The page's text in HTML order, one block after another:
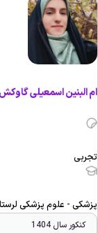
البنین اسمعیلی گاوکش
- علوم پزشکی
کنکور سال 1404